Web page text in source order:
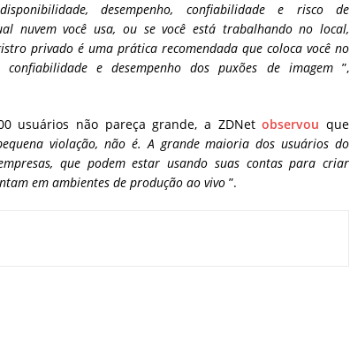
desempenho, confiabilidade e risco de
nuvem você usa, ou se você está trabalhando no local,
privado é uma prática recomendada que coloca você no
confiabilidade e desempenho dos puxões de imagem”,
usuários não pareça grande, a ZDNetobservou que
violação, não é. A grande maioria dos usuários do
que podem estar usando suas contas para criar
em ambientes de produção ao vivo ”.